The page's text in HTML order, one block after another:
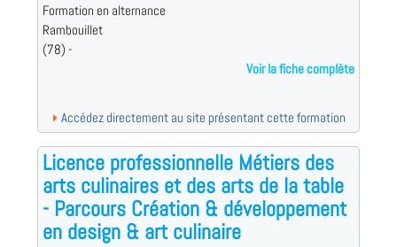
Formation en alternance
Rambouillet
(78) -
Voir la fiche complète
Accédez directement au site présentant cette formation
Licence professionnelle Métiers des
arts culinaires et des arts de la table
- Parcours Création & développement
en design & art culinaire